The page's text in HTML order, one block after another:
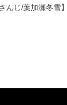
んじ/葉加瀬冬雪